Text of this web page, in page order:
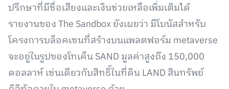
ปรึกษาที่มีชื่อเสียงและเงินช่วยเหลือเพิ่มเติมได้
รายงานของ The Sandbox ยังเผยว่า มีโบนัสสำหรับ
โครงการบล็อคเชนที่สร้างบนแพลตฟอร์ม metaverse
จะอยู่ในรูปของโทเค็น SAND มูลค่าสูงถึง 150,000
ดอลลาห์ เช่นเดียวกับสิทธิ์ในที่ดิน LAND สินทรัพย์